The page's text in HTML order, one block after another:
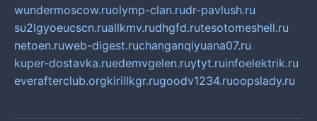
wundermoscow.ruolymp-clan.rudr-pavlush.ru
su2lgyoeucscn.ruallkmv.rudhgfd.rutesotomeshell.ru
netoen.ruweb-digest.ruchanganqiyuana07.ru
kuper-dostavka.ruedemvgelen.ruytyt.ruinfoelektrik.ru
everafterclub.orgkirillkgr.rugoodv1234.ruoopslady.ru